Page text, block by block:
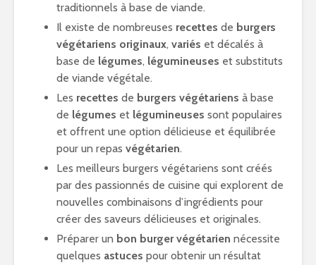
traditionnels à base de viande.
Il existe de nombreuses recettes de burgers
végétariens originaux, variés et décalés à
base de légumes, légumineuses et substituts
de viande végétale.
Les recettes de burgers végétariens à base
de légumes et légumineuses sont populaires
et offrent une option délicieuse et équilibrée
pour un repas végétarien.
Les meilleurs burgers végétariens sont créés
par des passionnés de cuisine qui explorent de
nouvelles combinaisons d’ingrédients pour
créer des saveurs délicieuses et originales.
Préparer un bon burger végétarien nécessite
quelques astuces pour obtenir un résultat